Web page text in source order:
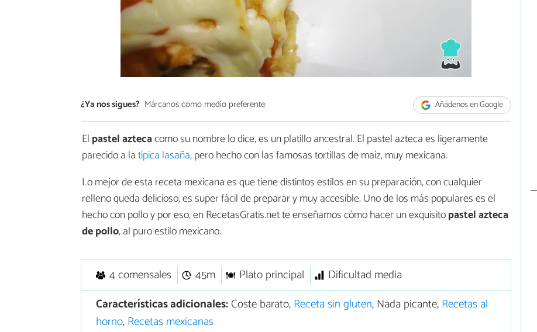
¿Ya nos sigues? Márcanos como medio preferente Añádenos en Google
El pastel aztecacomo su nombre lo dice, es un platillo ancestral. El pastel azteca es ligeramente
parecido a latípica lasaña, pero hecho con las famosas tortillas de maíz, muy mexicana.
Lo mejor de esta receta mexicana es que tiene distintos estilos en su preparación, con cualquier
relleno queda delicioso, es super fácil de preparar y muy accesible. Uno de los más populares es el
hecho con pollo y por eso, en RecetasGratis.net te enseñamos cómo hacer un exquisitopastel azteca
de pollo, al puro estilo mexicano.
4 comensales 45m Plato principal
Dificultad media
Características adicionales:Coste barato,Receta sin gluten, Nada picante,Recetas al
horno,Recetas mexicanas